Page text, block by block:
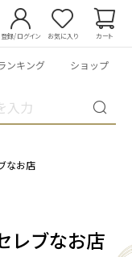
登録/ログイン お気に入り カート
ンキング ショップ
なお店
レブなお店